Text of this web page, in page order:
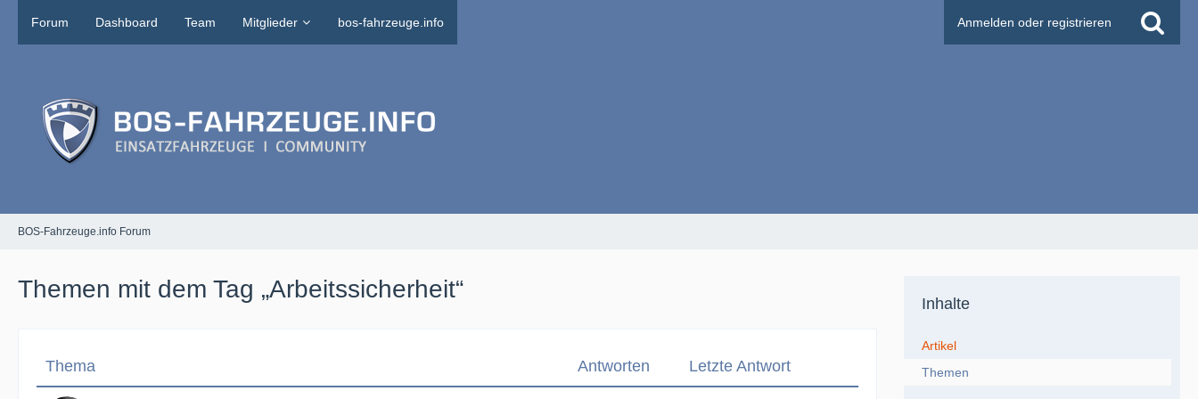
Forum Dashboard Team Mitglieder bos-fahrzeuge.info Anmelden oder registrieren
BOS-Fahrzeuge.info Forum
Themen mit dem Tag „Arbeitssicherheit“
Thema Antworten Letzte Antwort
Inhalte
Artikel
Themen